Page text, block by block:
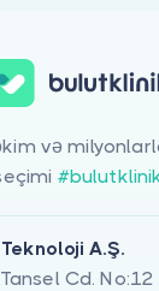
və
A.Ş.
Cd. No:12